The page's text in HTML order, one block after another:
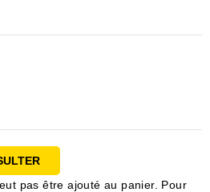
pas être ajouté au panier. Pour